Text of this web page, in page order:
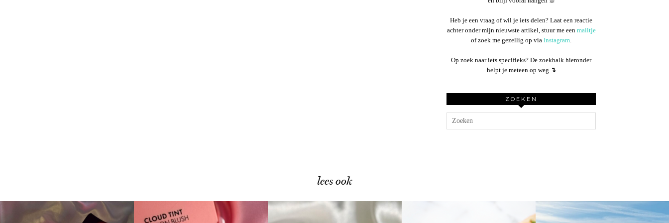
Heb je een vraag of wil je iets delen? Laat een reactie
achter onder mijn nieuwste artikel, stuur me een mailtje
of zoek me gezellig op via Instagram.
Op zoek naar iets specifieks? De zoekbalk hieronder
helpt je meteen op weg ↴
ZOEKEN
lees ook